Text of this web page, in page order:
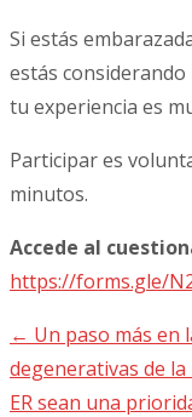
Si estás
estás
tu experiencia es
Participar es
minutos.
Accede al
https://forms.gle/
Navegación
de
← Un paso más en
degenerativas de
ER sean una